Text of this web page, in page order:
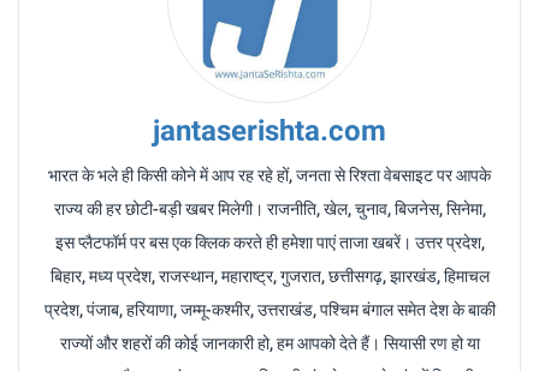
jantaserishta.com
भारत के भले ही किसी कोने में आप रह रहे हों, जनता से रिश्ता वेबसाइट पर आपके
राज्य की हर छोटी-बड़ी खबर मिलेगी। राजनीति, खेल, चुनाव, बिजनेस, सिनेमा,
इस प्लैटफॉर्म पर बस एक क्लिक करते ही हमेशा पाएं ताजा खबरें। उत्तर प्रदेश,
बिहार, मध्य प्रदेश, राजस्थान, महाराष्ट्र, गुजरात, छत्तीसगढ़, झारखंड, हिमाचल
प्रदेश, पंजाब, हरियाणा, जम्मू-कश्मीर, उत्तराखंड, पश्चिम बंगाल समेत देश के बाकी
राज्यों और शहरों की कोई जानकारी हो, हम आपको देते हैं। सियासी रण हो या